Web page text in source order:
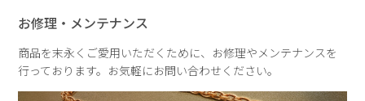
全長：約105.0㎝
お修理・メンテナンス
商品を末永くご愛用いただくために、お修理やメンテナンスを
行っております。お気軽にお問い合わせください。